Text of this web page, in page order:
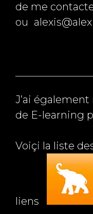
de me
ou
J’ai
de E-learning
Voiçi la liste
liens